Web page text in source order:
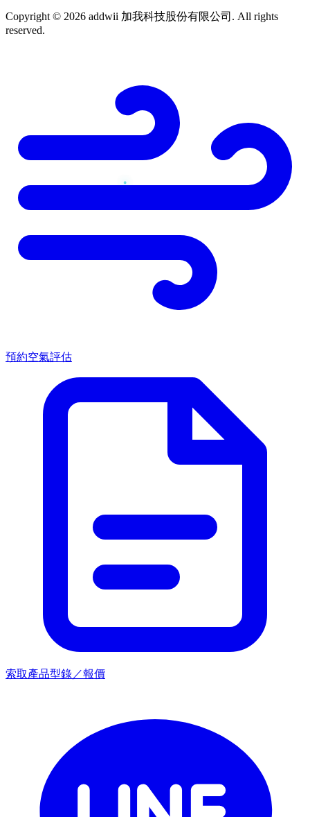
Copyright © 2026 addwii 加我科技股份有限公司. All rights
reserved.
預約空氣評估
索取產品型錄／報價